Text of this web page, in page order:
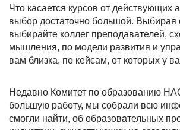
Что касается курсов от действующих
выбор достаточно большой. Выбирая
выбирайте коллег преподавателей,
мышления, по модели развития и
вам близка, по кейсам, от которых у
Недавно Комитет по образованию
большую работу, мы собрали всю
смогли найти, об образовательных